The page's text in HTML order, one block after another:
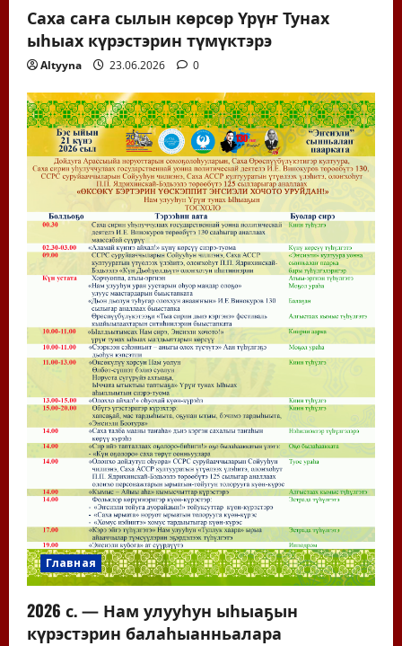
Саха саҥа сылын көрсөр Үрүҥ Тунах
ыһыах күрэстэрин түмүктэрэ
Altyyna 23.06.2026 0
Главная
2026 с. — Нам улууһун ыһыаҕын
күрэстэрин балаһыанньалара